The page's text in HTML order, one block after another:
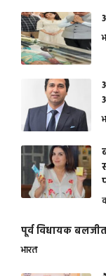
पूर्व विधायक
भारत